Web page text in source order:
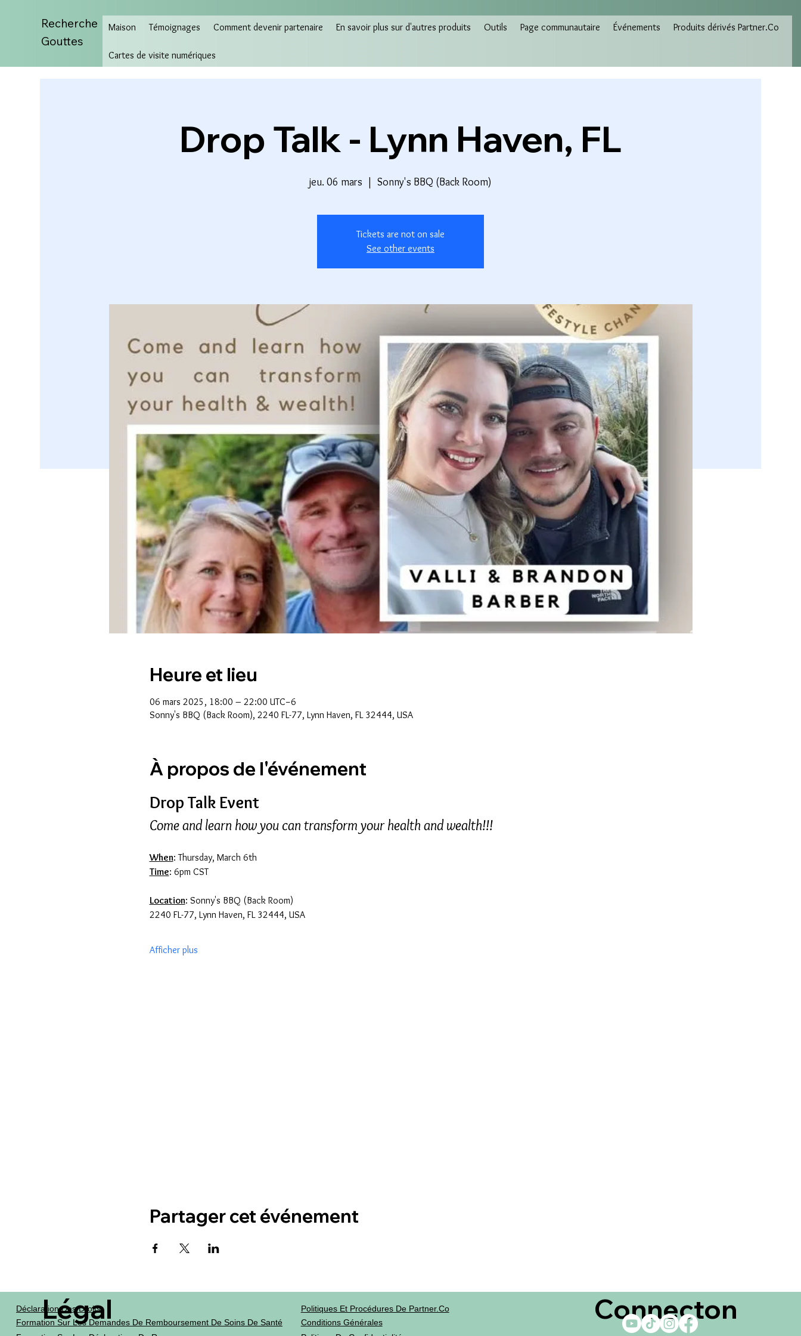
Recherche
Gouttes
Maison Témoignages Comment devenir partenaire En savoir plus sur d'autres produits Outils Page communautaire Événements Produits dérivés Partner.Co
Cartes de visite numériques
Drop Talk - Lynn Haven, FL
jeu. 06 mars
  |
Sonny's BBQ (Back Room)
Tickets are not on sale
See other events
Heure et lieu
06 mars 2025, 18:00 – 22:00 UTC−6
Sonny's BBQ (Back Room), 2240 FL-77, Lynn Haven, FL 32444, USA
À propos de l'événement
Drop Talk Event
Come and learn how you can transform your health and wealth!!!
When: Thursday, March 6th
Time: 6pm CST
Location: Sonny's BBQ (Back Room)
2240 FL-77, Lynn Haven, FL 32444, USA
Afficher plus
Partager cet événement
Déclaration Des Droits
Légal
Formation Sur Les Demandes De Remboursement De Soins De Santé
Politiques Et Procédures De Partner.co
Conditions Générales
Connecton